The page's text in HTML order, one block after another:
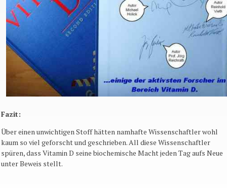
Fazit:
Über einen unwichtigen Stoff hätten namhafte Wissenschaftler wohl
kaum so viel geforscht und geschrieben. All diese Wissenschaftler
spüren, dass Vitamin D seine biochemische Macht jeden Tag aufs Neue
unter Beweis stellt.